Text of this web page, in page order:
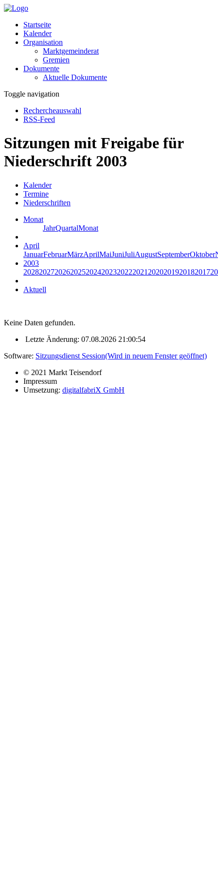
Startseite
Kalender
Organisation
Marktgemeinderat
Gremien
Dokumente
Aktuelle Dokumente
Toggle navigation
Rechercheauswahl
RSS-Feed
Sitzungen mit Freigabe für
Niederschrift 2003
Kalender
Termine
Niederschriften
Monat
JahrQuartalMonat
April
JanuarFebruarMärzAprilMaiJuniJuliAugustSeptemberOktober
2003
20282027202620252024202320222021 2020201920182017
Aktuell
Keine Daten gefunden.
Letzte Änderung: 07.08.2026 21:00:54
Software: Sitzungsdienst Session(Wird in neuem Fenster geöffnet)
© 2021 Markt Teisendorf
Impressum
Umsetzung: digitalfabriX GmbH